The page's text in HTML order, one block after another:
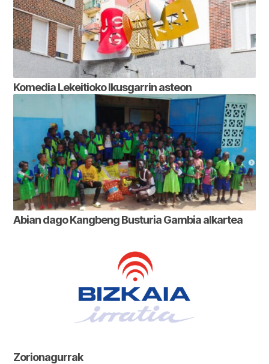
Komedia Lekeitioko Ikusgarrin asteon
Abian dago Kangbeng Busturia Gambia alkartea
Zorionagurrak